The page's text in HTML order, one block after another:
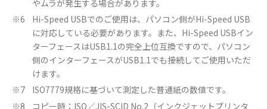
やムラが発生する場合があります。
※6
Hi-Speed USBでのご使用は、パソコン側がHi-Speed USB
に対応している必要があります。また、Hi-Speed USBイン
ターフェースはUSB1.1の完全上位互換ですので、パソコン
側のインターフェースがUSB1.1でも接続してご使用いただ
けます。
※7 ISO7779規格に基づいて測定した普通紙の数値です。
※8 コピー時：ISO／JIS-SCID No.2（インクジェットプリンタ